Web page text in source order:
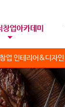
업아카데미
창업 인테리어&디자인